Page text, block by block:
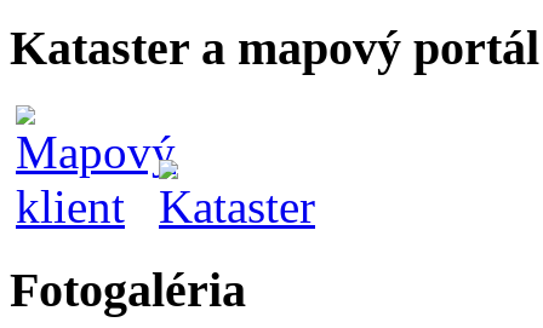
Kataster a mapový portál
Fotogaléria